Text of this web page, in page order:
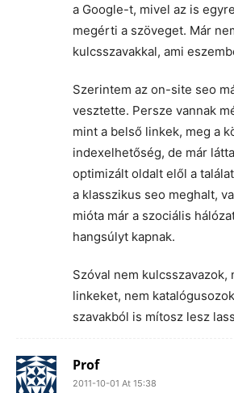
a Google-t, mivel az is
megérti a szöveget. Már
kulcsszavakkal, ami
Szerintem az on-site seo
vesztette. Persze vannak
mint a belső linkek, meg a
indexelhetőség, de már
optimizált oldalt elől a
a klasszikus seo meghalt,
mióta már a szociális
hangsúlyt kapnak.
Szóval nem
linkeket, nem
szavakból is mítosz lesz
Prof
2011-10-01 At 15:38